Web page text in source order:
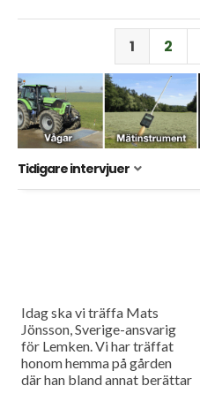
1 2
Tidigare intervjuer
Idag ska vi träffa Mats
Jönsson, Sverige-ansvarig
för Lemken. Vi har träffat
honom hemma på gården
där han bland annat berättar